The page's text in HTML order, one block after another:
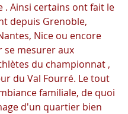
. Ainsi certains ont fait le
depuis Grenoble,
Nice ou encore
se mesurer aux
du championnat ,
du Val Fourré. Le tout
familiale, de quoi
d'un quartier bien